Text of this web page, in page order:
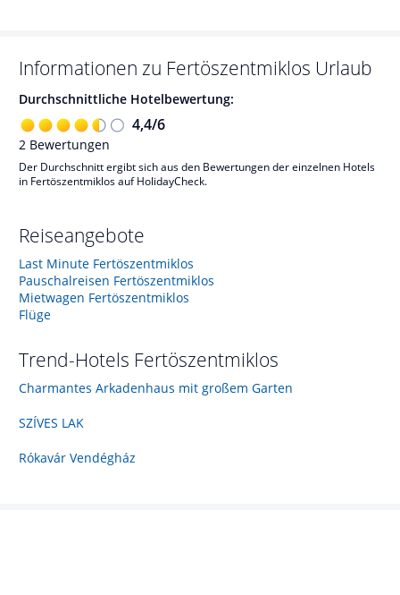
Informationen zu Fertöszentmiklos Urlaub
Durchschnittliche Hotelbewertung:
4,4/6
2 Bewertungen
Der Durchschnitt ergibt sich aus den Bewertungen der einzelnen Hotels
in Fertöszentmiklos auf HolidayCheck.
Reiseangebote
Last Minute Fertöszentmiklos
Pauschalreisen Fertöszentmiklos
Mietwagen Fertöszentmiklos
Flüge
Trend-Hotels Fertöszentmiklos
Charmantes Arkadenhaus mit großem Garten
SZÍVES LAK
Rókavár Vendégház